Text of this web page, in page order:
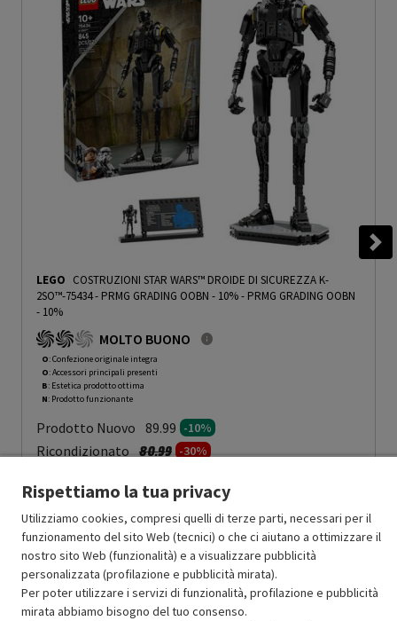
LEGO COSTRUZIONI STAR WARS™ DROIDE DI SICUREZZA K-
2SO™-75434 - PRMG GRADING OOBN - 10%- PRMG GRADING OOBN
- 10%
MOLTO BUONO
O: Confezione originale integra
O: Accessori principali presenti
B: Estetica prodotto ottima
N: Prodotto funzionante
Prodotto Nuovo 89.99 -10%
Ricondizionato Prezzo ridotto da
80.99a-30%
Aggiungi al carrello
SCONTO RICONDIZIONATI
Approfitta dello sconto del 30% sul prodotto ricondizionato.
Rispettiamo la tua privacy
Utilizziamo cookies, compresi quelli di terze parti, necessari per il
funzionamento del sito Web (tecnici) o che ci aiutano a ottimizzare il
nostro sito Web (funzionalità) e a visualizzare pubblicità
personalizzata (profilazione e pubblicità mirata).
Per poter utilizzare i servizi di funzionalità, profilazione e pubblicità
mirata abbiamo bisogno del tuo consenso.